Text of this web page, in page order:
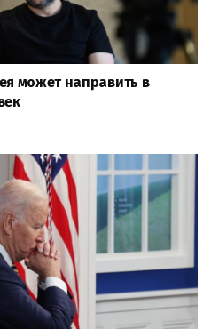
может направить в